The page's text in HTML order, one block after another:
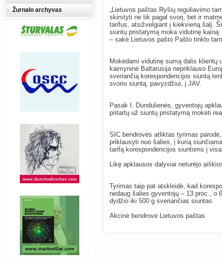
„Lietuvos paštas Ryšių reguliavimo
skirstyti ne tik pagal svorį, bet ir
tarifus, atsižvelgiant į kiekvieną šalį.
siuntų pristatymą moka vidutinę
– sakė Lietuvos pašto Pašto tinklo
Mokėdami vidutinę sumą dalis
kaimyninė Baltarusija nepriklauso
sveriančią korespondencijos siuntą
svorio siuntą, pavyzdžiui, į JAV.
Pasak I. Dundulienės, gyventojų
pritartų už siuntų pristatymą mokėti
SIC bendrovės atliktas tyrimas
priklausyti nuo šalies, į kurią
tarifą korespondencijos siuntoms į
Likę apklausos dalyviai neturėjo
Tyrimas taip pat atskleidė, kad
nedaug šalies gyventojų – 13 proc., o
dydžio iki 500 g sveriančias siuntas.
Akcinė bendrovė Lietuvos paštas
Žurnalo archyvas